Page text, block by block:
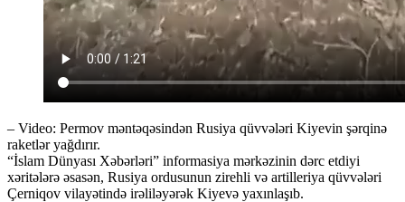
– Video: Permov məntəqəsindən Rusiya qüvvələri Kiyevin şərqinə
raketlər yağdırır.
“İslam Dünyası Xəbərləri” informasiya mərkəzinin dərc etdiyi
xəritələrə əsasən, Rusiya ordusunun zirehli və artilleriya qüvvələri
Çerniqov vilayətində irəliləyərək Kiyevə yaxınlaşıb.